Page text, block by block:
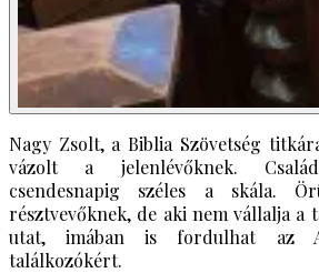
Nagy Zsolt, a Biblia Szövetség
vázolt a jelenlévőknek.
csendesnapig széles a skála.
résztvevőknek, de aki nem vállalja a
utat, imában is fordulhat az
találkozókért.